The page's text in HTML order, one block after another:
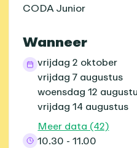
CODA Junior
Wanneer
vrijdag 2 oktober
vrijdag 7 augustus
woensdag 12
vrijdag 14 augustus
Meer data (42)
10.30 - 11.00